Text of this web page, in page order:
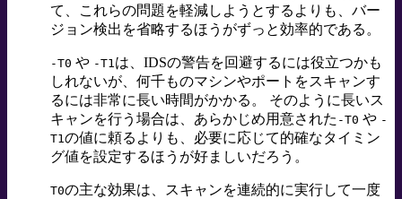
て、これらの問題を軽減しようとするよりも、バー
ジョン検出を省略するほうがずっと効率的である。
-T0 や -T1 は、IDSの警告を回避するには役立つかも
しれないが、何千ものマシンやポートをスキャンす
るには非常に長い時間がかかる。 そのように長いス
キャンを行う場合は、あらかじめ用意された -T0 や -
T1 の値に頼るよりも、必要に応じて的確なタイミン
グ値を設定するほうが好ましいだろう。
T0の主な効果は、スキャンを連続的に実行して一度